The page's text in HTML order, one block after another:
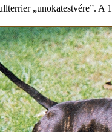
„unokatestvére”. A